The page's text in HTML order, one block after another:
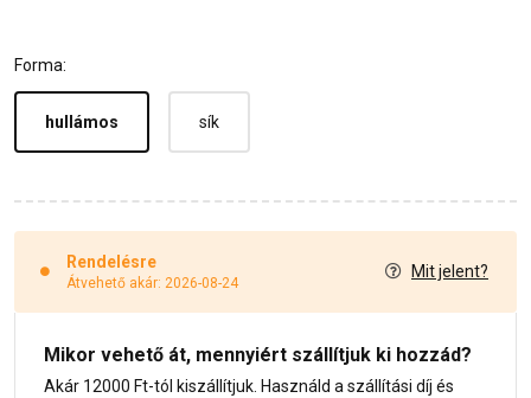
Forma:
hullámos sík
Rendelésre
Átvehető akár: 2026-08-24
Mit jelent?
Mikor vehető át, mennyiért szállítjuk ki hozzád?
Akár 12000 Ft-tól kiszállítjuk. Használd a szállítási díj és